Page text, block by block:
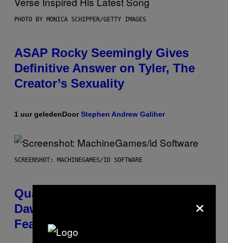
PHOTO BY MONICA SCHIPPER/GETTY IMAGES
ASAP Rocky Seemingly Gives
Definitive Answer on Tyler, The
Creator’s Sexuality
1 uur geledenDoorStephen Andrew Galiher
SCREENSHOT: MACHINEGAMES/ID SOFTWARE
Quake Returns With Surprise
Dawn of the Machine Update
Featuring 19 New Maps
×